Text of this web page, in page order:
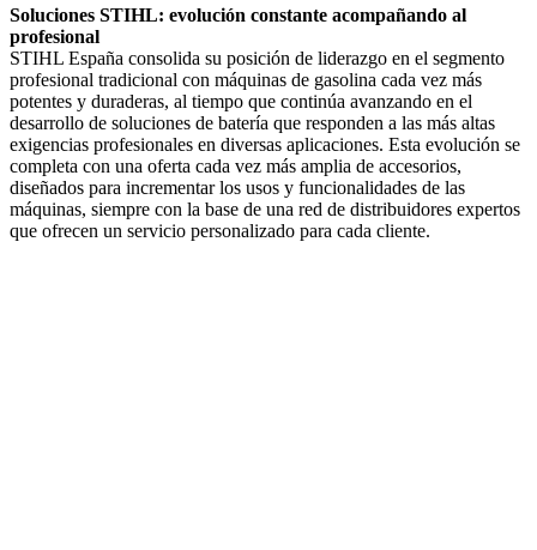
Soluciones STIHL: evolución constante acompañando al
profesional
STIHL España consolida su posición de liderazgo en el segmento
profesional tradicional con máquinas de gasolina cada vez más
potentes y duraderas, al tiempo que continúa avanzando en el
desarrollo de soluciones de batería que responden a las más altas
exigencias profesionales en diversas aplicaciones. Esta evolución se
completa con una oferta cada vez más amplia de accesorios,
diseñados para incrementar los usos y funcionalidades de las
máquinas, siempre con la base de una red de distribuidores expertos
que ofrecen un servicio personalizado para cada cliente.